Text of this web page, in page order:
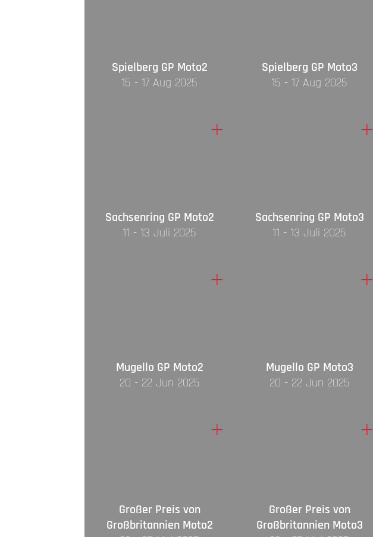
Spielberg GP Moto2
15 - 17 Aug 2025
+
Spielberg GP Moto3
15 - 17 Aug 2025
+
Sachsenring GP Moto2
11 - 13 Juli 2025
+
Sachsenring GP Moto3
11 - 13 Juli 2025
+
Mugello GP Moto2
20 - 22 Jun 2025
+
Mugello GP Moto3
20 - 22 Jun 2025
+
Großer Preis von
Großbritannien Moto2
Großer Preis von
Großbritannien Moto3